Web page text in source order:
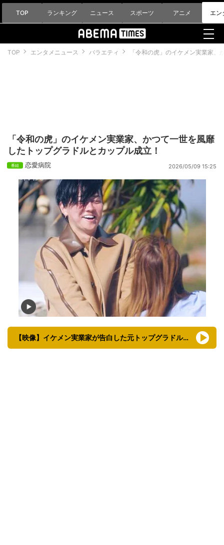
TOP ランキング ニュース スポーツ アニメ エン
TOP エンタメニュース バラエティ 「令和の虎」のイケメン実業家
「令和の虎」のイケメン実業家、かつて一世を風靡
したトップグラドルとカップル成立！
恋愛病院 2026/05/09 15:25
【映像】イケメン実業家が告白した元トップグラドルのビジュアル